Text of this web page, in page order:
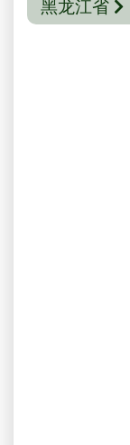
黑龙江省